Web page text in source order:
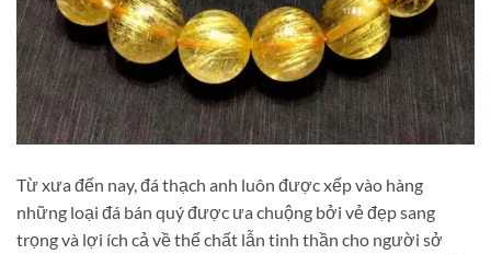
Từ xưa đến nay, đá thạch anh luôn được xếp vào hàng
những loại đá bán quý được ưa chuộng bởi vẻ đẹp sang
trọng và lợi ích cả về thể chất lẫn tinh thần cho người sở